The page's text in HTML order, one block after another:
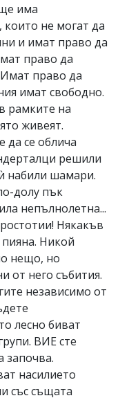
има
не могат да
и имат право да
право да
право да
имат свободно.
рамките на
живеят.
се облича
решили
набили шамари.
долу пък
непълнолетна...
Някакъв
Никой
нещо, но
от него събития.
независимо от
лесно биват
ВИЕ сте
започва.
насилието
със същата